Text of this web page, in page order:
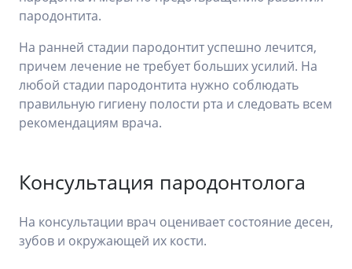
пародонтита.
На ранней стадии пародонтит успешно лечится,
причем лечение не требует больших усилий. На
любой стадии пародонтита нужно соблюдать
правильную гигиену полости рта и следовать всем
рекомендациям врача.
Консультация пародонтолога
На консультации врач оценивает состояние десен,
зубов и окружающей их кости.